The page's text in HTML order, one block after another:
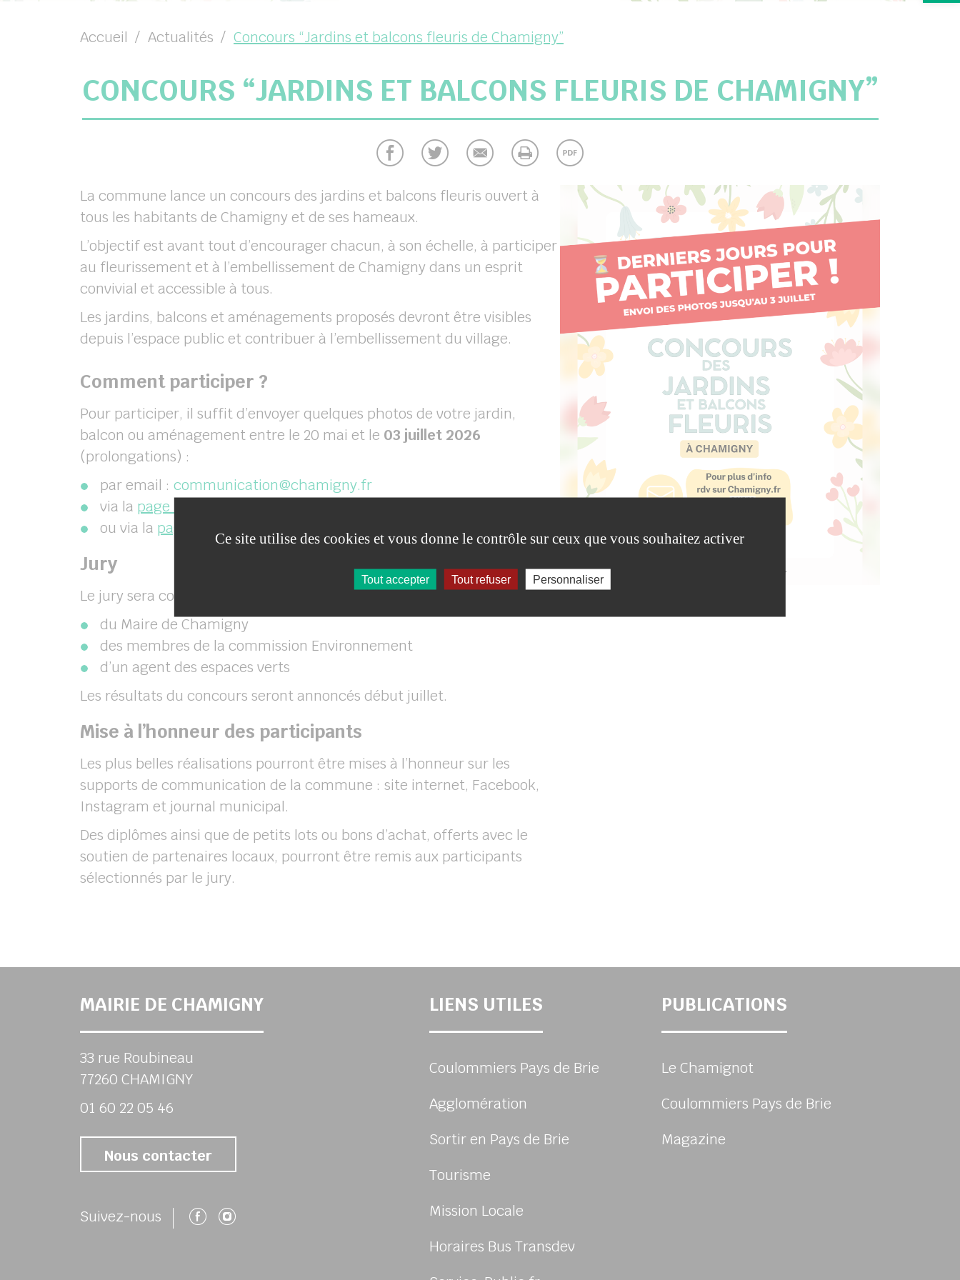
Accueil Actualités Concours “Jardins et balcons fleuris de Chamigny”
CONCOURS “JARDINS ET BALCONS FLEURIS DE CHAMIGNY”
La commune lance un concours des jardins et balcons fleuris ouvert à
tous les habitants de Chamigny et de ses hameaux.
L’objectif est avant tout d’encourager chacun, à son échelle, à participer
au fleurissement et à l’embellissement de Chamignydans un esprit
convivial et accessible à tous.
Les jardins, balcons et aménagements proposés devront être visibles
depuis l’espace public et contribuer à l’embellissement du village.
Comment participer ?
Pour participer, il suffit d’envoyer quelques photos de votre jardin,
balcon ou aménagement entre le 20 mai et le 03 juillet 2026
(prolongations) :
par email : communication@chamigny.fr
via la page Facebook
ou via la page Instagram
Jury
Le jury sera composé :
du Maire de Chamigny
des membres de la commission Environnement
d’un agent des espaces verts
Les résultats du concours seront annoncés début juillet.
Mise à l’honneur des participants
Les plus belles réalisations pourront être mises à l’honneur sur les
supports de communication de la commune : site internet, Facebook,
Instagram et journal municipal.
Des diplômes ainsi que de petits lots ou bons d’achat, offerts avec le
soutien de partenaires locaux, pourront être remis aux participants
sélectionnés par le jury.
MAIRIE DE CHAMIGNY
33 rue Roubineau
77260 CHAMIGNY
01 60 22 05 46
Nous contacter
Suivez-nous Suivez-nous sur Facebook
Suivez-nous sur Instagram
LIENS UTILES
Coulommiers Pays de Brie
Agglomération
Sortir en Pays de Brie
Tourisme
Mission Locale
Horaires Bus Transdev
PUBLICATIONS
Le Chamignot
Coulommiers Pays de Brie
Magazine
Ce site utilise des cookies et vous donne le contrôle sur ceux que vous souhaitez activer
Tout accepter Tout refuser Personnaliser